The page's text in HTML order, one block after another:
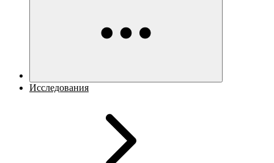
Исследования